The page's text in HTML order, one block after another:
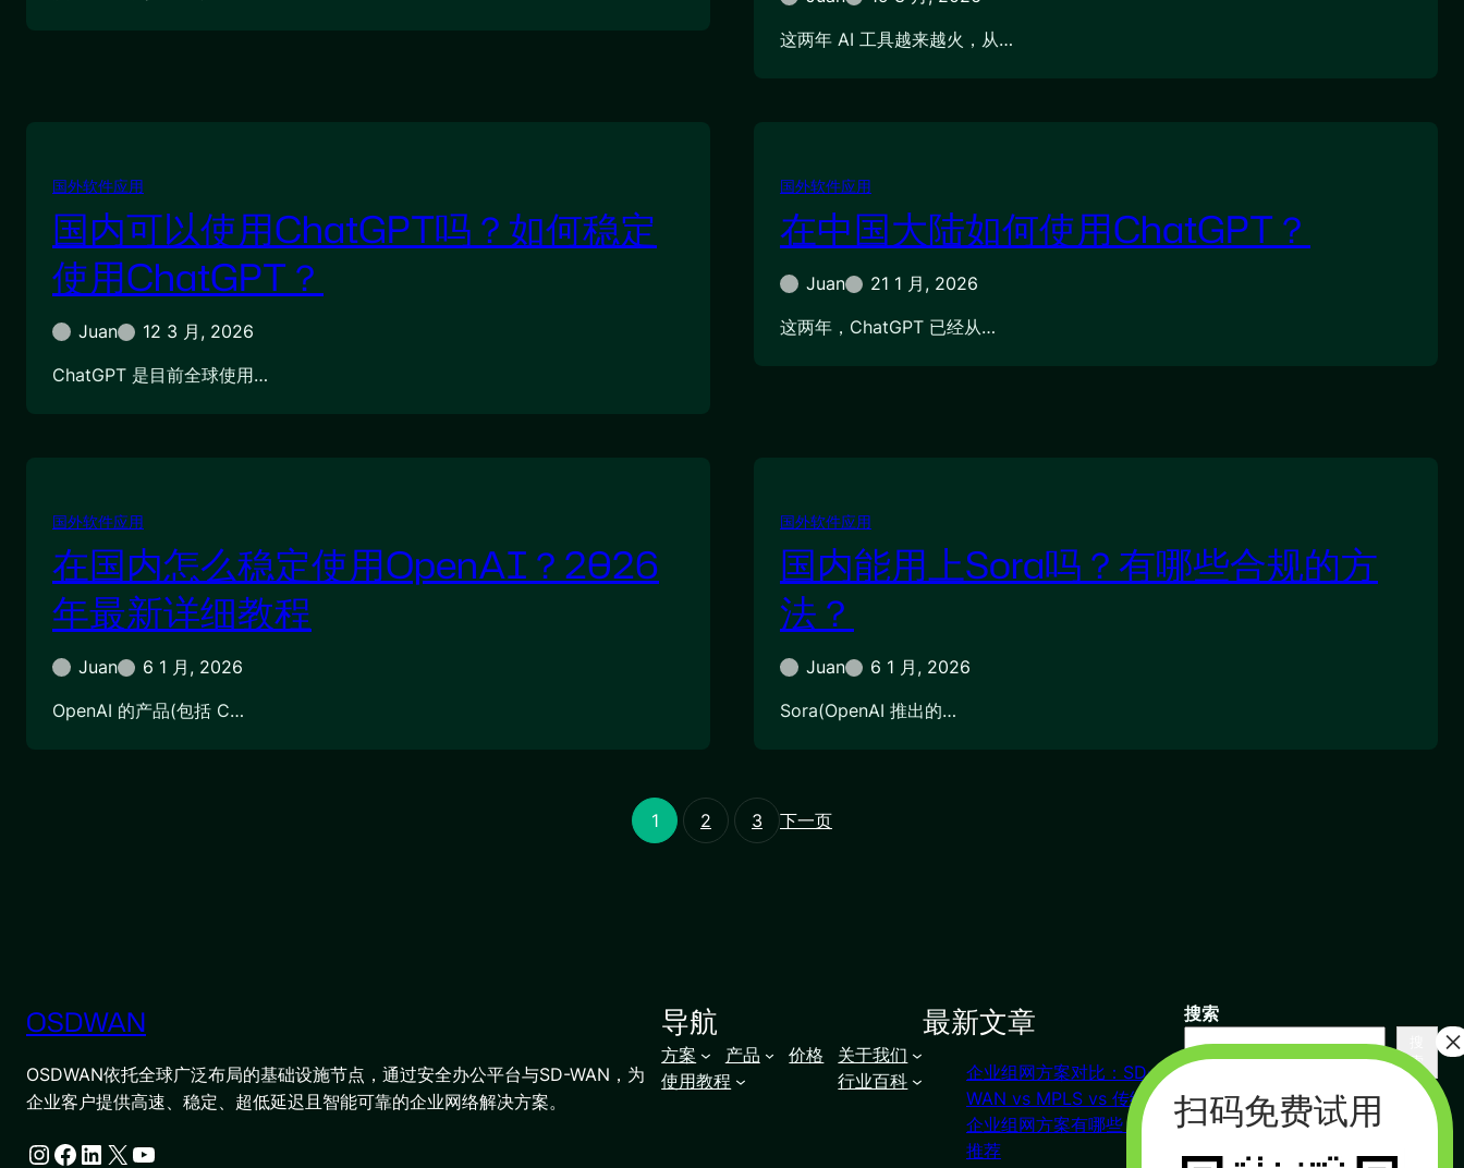
这两年 AI 工具越来越火，从…
国外软件应用
国内可以使用ChatGPT吗？如何稳定
使用ChatGPT？
Juan
12 3 月, 2026
ChatGPT 是目前全球使用…
国外软件应用
在中国大陆如何使用ChatGPT？
Juan
21 1 月, 2026
这两年，ChatGPT 已经从…
国外软件应用
在国内怎么稳定使用OpenAI？2026
年最新详细教程
Juan
6 1 月, 2026
OpenAI 的产品(包括 C…
国外软件应用
国内能用上Sora吗？有哪些合规的方
法？
Juan
6 1 月, 2026
Sora(OpenAI 推出的…
1 2 3 下一页
OSDWAN
OSDWAN依托全球广泛布局的基础设施节点，通过安全办公平台与SD-WAN，为
企业客户提供高速、稳定、超低延迟且智能可靠的企业网络解决方案。
Instagram Facebook LinkedIn X YouTube
导航
方案 产品 价格
关于我们
使用教程
行业百科
最新文章
企业组网方案对比：SD-
WAN vs MPLS vs 传统VPN
企业组网方案有哪些？对比
推荐
搜索
索
联系我们
杭州（总部） 北京 长沙